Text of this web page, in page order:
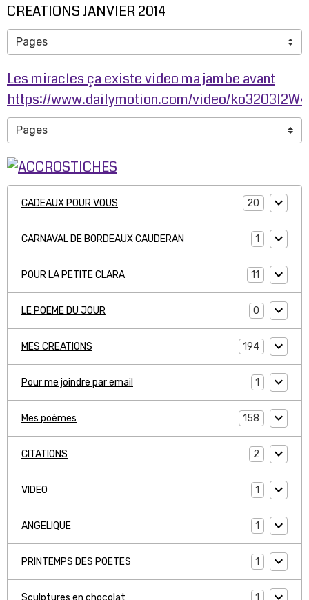
CREATIONS JANVIER 2014
Les miracles ça existe video ma jambe avant
https://www.dailymotion.com/video/
CADEAUX POUR VOUS 20
CARNAVAL DE BORDEAUX CAUDERAN 1
POUR LA PETITE CLARA 11
LE POEME DU JOUR 0
MES CREATIONS 194
Pour me joindre par email 1
Mes poèmes 158
CITATIONS 2
VIDEO 1
ANGELIQUE 1
PRINTEMPS DES POETES 1
Sculptures en chocolat 1